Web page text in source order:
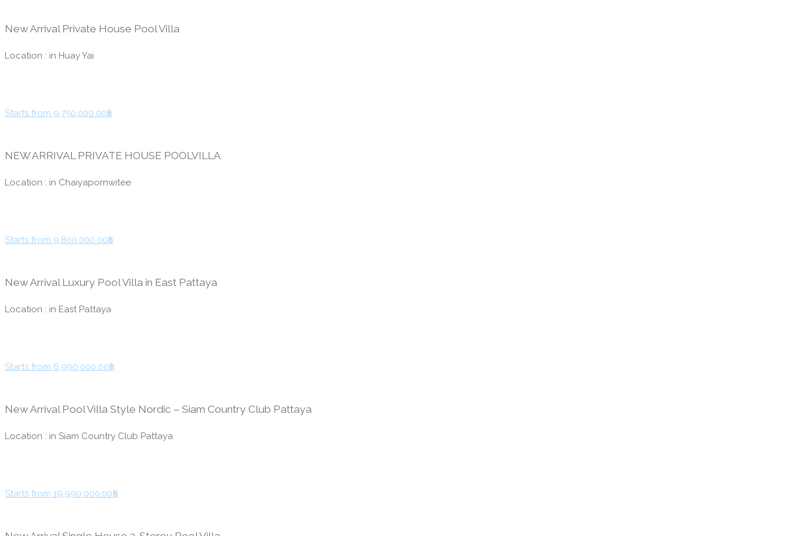
New Arrival Private House Pool Villa
Location : in Huay Yai
Starts from 9,750,000.00฿
NEW ARRIVAL PRIVATE HOUSE POOLVILLA
Location : in Chaiyapornwitee
Starts from 9,800,000.00฿
New Arrival Luxury Pool Villa in East Pattaya
Location : in East Pattaya
Starts from 6,990,000.00฿
New Arrival Pool Villa Style Nordic – Siam Country Club Pattaya
Location : in Siam Country Club Pattaya
Starts from 19,990,000.00฿